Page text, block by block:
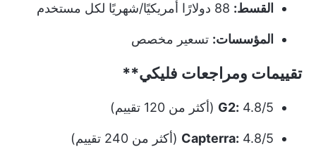
القسط:
المؤسسات: تسعير مخصص
تقييمات ومراجعات فليكي**
G2: 4.8/5 (أكثر من 120 تقييم)
Capterra: 4.8/5 (أكثر من 240 تقييم)